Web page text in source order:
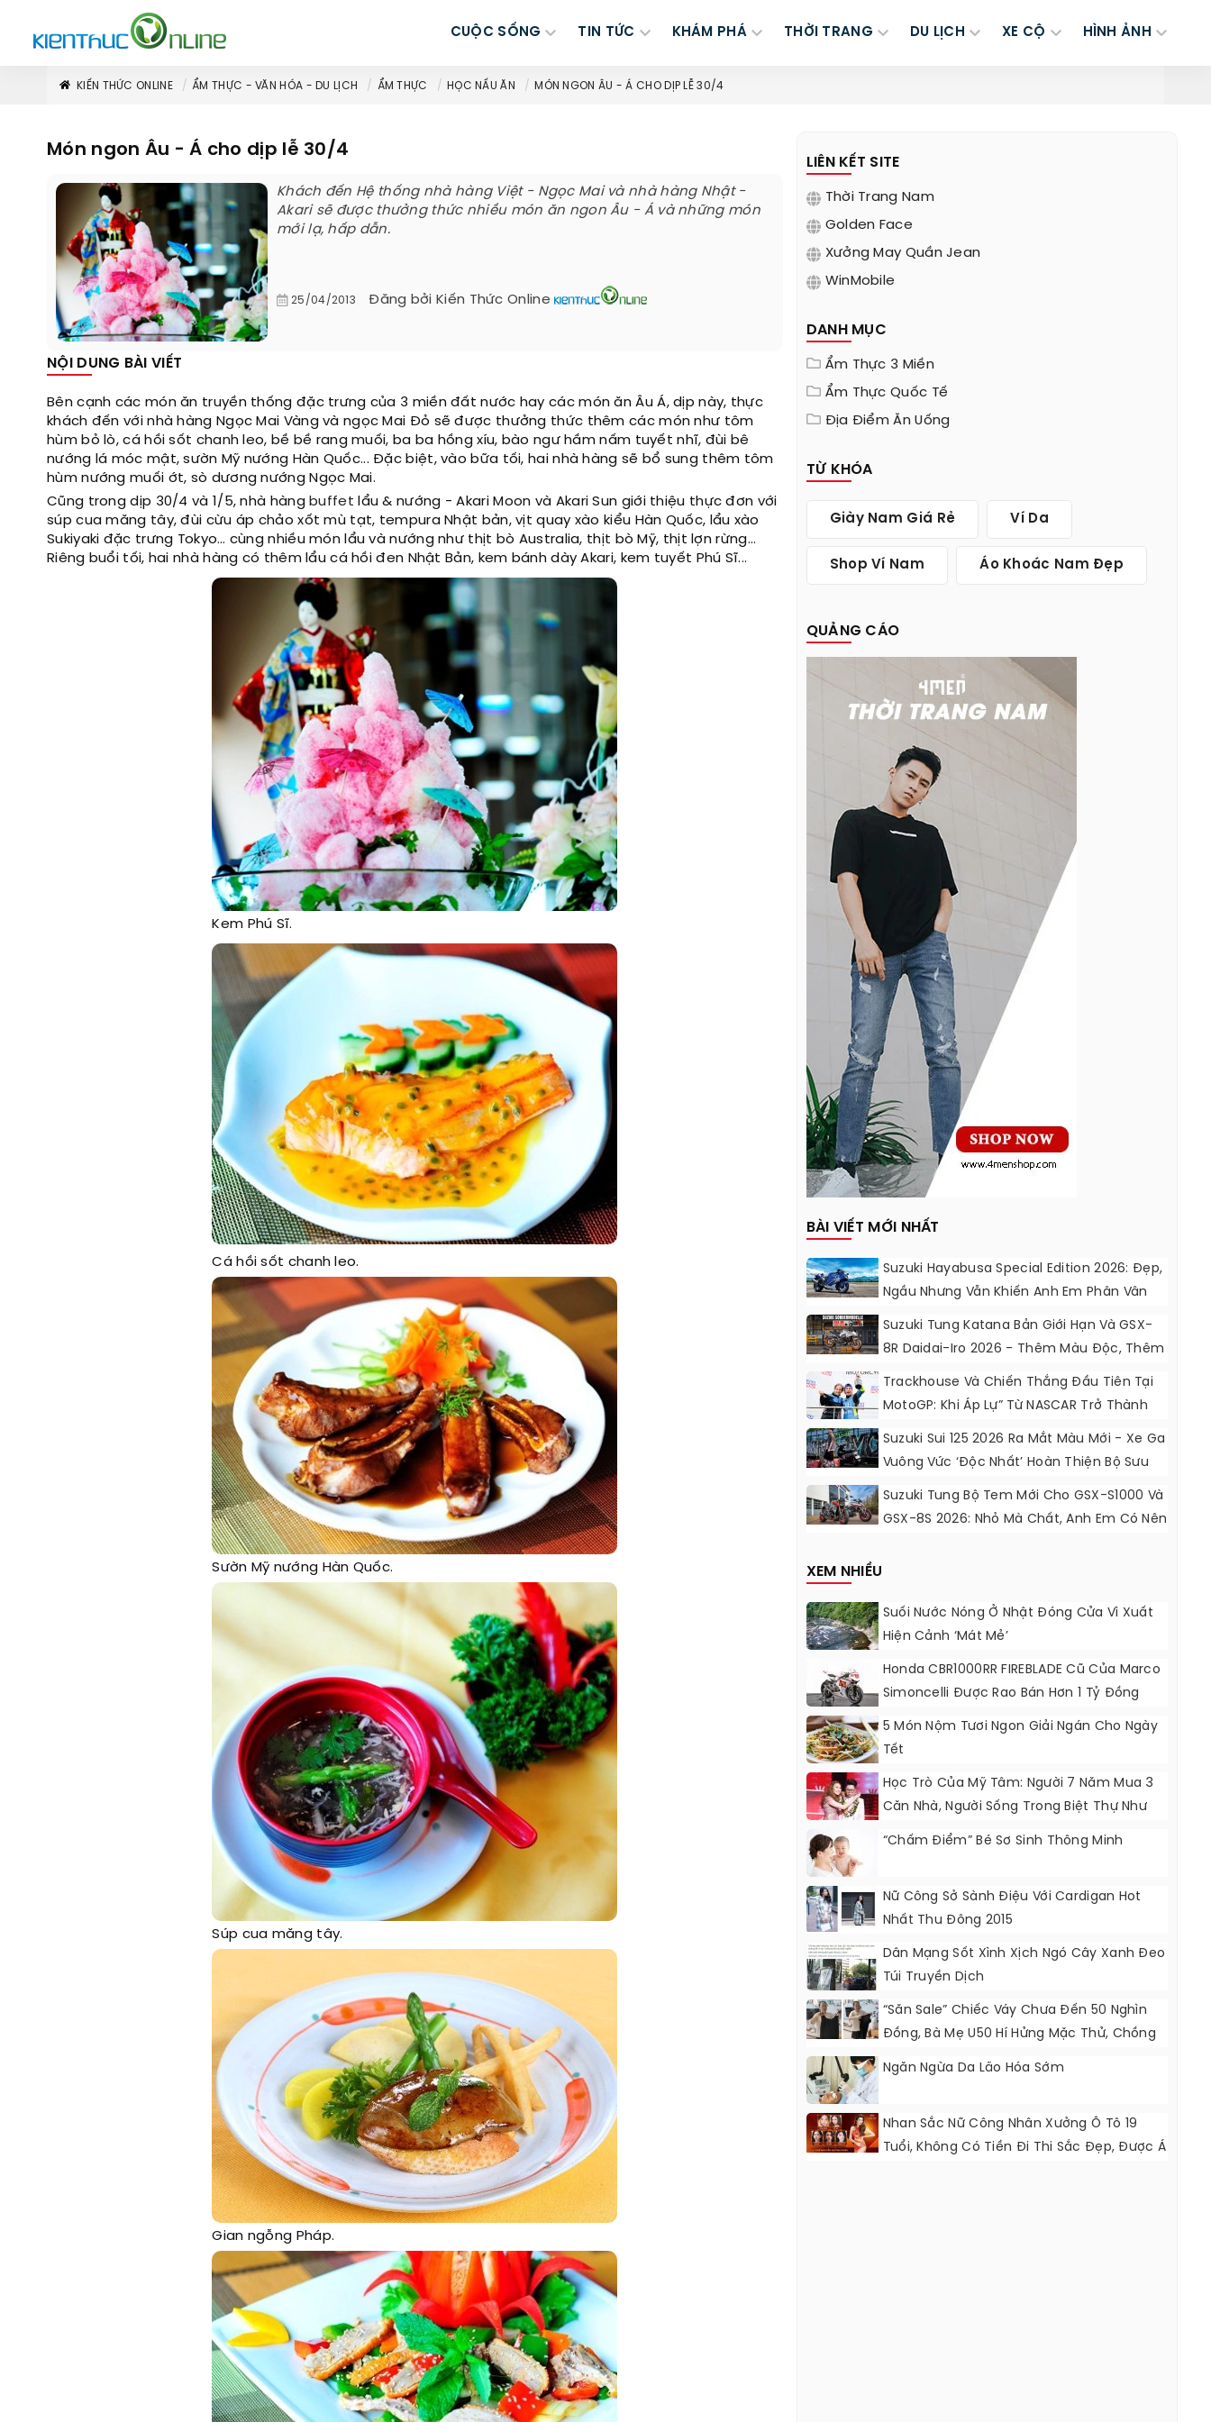
CUỘC SỐNG TIN TỨC KHÁM PHÁ THỜI TRANG DU LỊCH XE CỘ HÌNH ẢNH
KIẾN THỨC ONLINE ẨM THỰC - VĂN HÓA - DU LỊCH ẨM THỰC HỌC NẤU ĂN MÓN NGON ÂU - Á CHO DỊP LỄ 30/4
Món ngon Âu - Á cho dịp lễ 30/4
Khách đến Hệ thống nhà hàng Việt - Ngọc Mai và nhà hàng Nhật -
Akari sẽ được thưởng thức nhiều món ăn ngon Âu - Á và những món
mới lạ, hấp dẫn.
25/04/2013 Đăng bởi Kiến Thức Online
NỘI DUNG BÀI VIẾT
Bên cạnh các món ăn truyền thống đặc trưng của 3 miền đất nước hay các món ăn Âu Á, dịp này, thực
khách đến với nhà hàng Ngọc Mai Vàng và ngọc Mai Đỏ sẽ được thưởng thức thêm các món như tôm
hùm bỏ lò, cá hồi sốt chanh leo, bề bề rang muối, ba ba hồng xíu, bào ngư hầm nấm tuyết nhĩ, đùi bê
nướng lá móc mật, sườn Mỹ nướng Hàn Quốc... Đặc biệt, vào bữa tối, hai nhà hàng sẽ bổ sung thêm tôm
hùm nướng muối ớt, sò dương nướng Ngọc Mai.
Cũng trong dịp 30/4 và 1/5, nhà hàng buffet lẩu & nướng - Akari Moon và Akari Sun giới thiệu thực đơn với
súp cua măng tây, đùi cừu áp chảo xốt mù tạt, tempura Nhật bản, vịt quay xào kiểu Hàn Quốc, lẩu xào
Sukiyaki đặc trưng Tokyo… cùng nhiều món lẩu và nướng như thịt bò Australia, thịt bò Mỹ, thịt lợn rừng...
Riêng buổi tối, hai nhà hàng có thêm lẩu cá hồi đen Nhật Bản, kem bánh dày Akari, kem tuyết Phú Sĩ...
Kem Phú Sĩ.
Cá hồi sốt chanh leo.
Sườn Mỹ nướng Hàn Quốc.
Súp cua măng tây.
Gian ngỗng Pháp.
LIÊN KẾT SITE
Thời Trang Nam
Golden Face
Xưởng May Quần Jean
WinMobile
DANH MỤC
Ẩm Thực 3 Miền
Ẩm Thực Quốc Tế
Địa Điểm Ăn Uống
TỪ KHÓA
Giày Nam Giá Rẻ Ví Da
Shop Ví Nam Áo Khoác Nam Đẹp
QUẢNG CÁO
BÀI VIẾT MỚI NHẤT
Suzuki Hayabusa Special Edition 2026: Đẹp,
Ngầu Nhưng Vẫn Khiến Anh Em Phân Vân
Suzuki Tung Katana Bản Giới Hạn Và GSX-
8R Daidai-Iro 2026 - Thêm Màu Độc, Thêm
Đồ Chơi, Thêm Cá Tính
Trackhouse Và Chiến Thắng Đầu Tiên Tại
MotoGP: Khi Áp Lự” Từ NASCAR Trở Thành
Động Lực Ngọt Ngào
Suzuki Sui 125 2026 Ra Mắt Màu Mới - Xe Ga
Vuông Vức ‘độc Nhất’ Hoàn Thiện Bộ Sưu
Tập 7 Sắc Cầu Vồng
Suzuki Tung Bộ Tem Mới Cho GSX-S1000 Và
GSX-8S 2026: Nhỏ Mà Chất, Anh Em Có Nên
XEM NHIỀU
Suối Nước Nóng Ở Nhật Đóng Cửa Vì Xuất
Hiện Cảnh ‘mát Mẻ’
Honda CBR1000RR FIREBLADE Cũ Của Marco
Simoncelli Được Rao Bán Hơn 1 Tỷ Đồng
5 Món Nộm Tươi Ngon Giải Ngán Cho Ngày
Tết
Học Trò Của Mỹ Tâm: Người 7 Năm Mua 3
Căn Nhà, Người Sống Trong Biệt Thự Như
Khách Sạn 5 Sao
“Chấm Điểm” Bé Sơ Sinh Thông Minh
Nữ Công Sở Sành Điệu Với Cardigan Hot
Nhất Thu Đông 2015
Dân Mạng Sốt Xình Xịch Ngó Cây Xanh Đeo
Túi Truyền Dịch
“Săn Sale” Chiếc Váy Chưa Đến 50 Nghìn
Đồng, Bà Mẹ U50 Hí Hửng Mặc Thử, Chồng
Ngăn Ngừa Da Lão Hóa Sớm
Nhan Sắc Nữ Công Nhân Xưởng Ô Tô 19
Tuổi, Không Có Tiền Đi Thi Sắc Đẹp, Được Á